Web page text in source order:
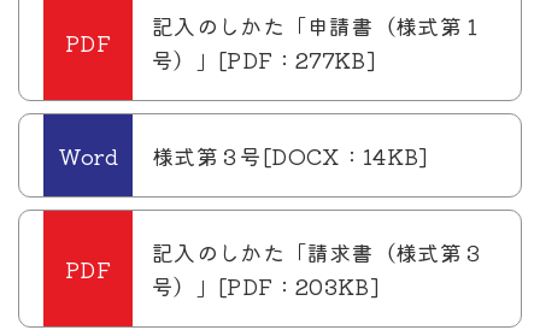
記入のしかた「申請書（様式第１
号）」[PDF：277KB]
様式第３号[DOCX：14KB]
記入のしかた「請求書（様式第３
号）」[PDF：203KB]